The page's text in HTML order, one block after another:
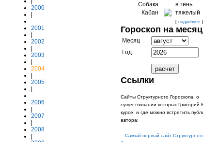
2000
2001
2002
2003
2004
2005
2006
2007
2008
Собака
в тень
Кабан
тяжелый
[ подробнее ]
Гороскоп на месяц
Месяц
Год
Ссылки
Сайты Структурного Гороскопа, о
существовании которых Григорий
курсе, и где можно встретить
автора:
– Самый первый сайт